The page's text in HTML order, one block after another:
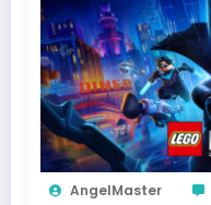
AngelMaster